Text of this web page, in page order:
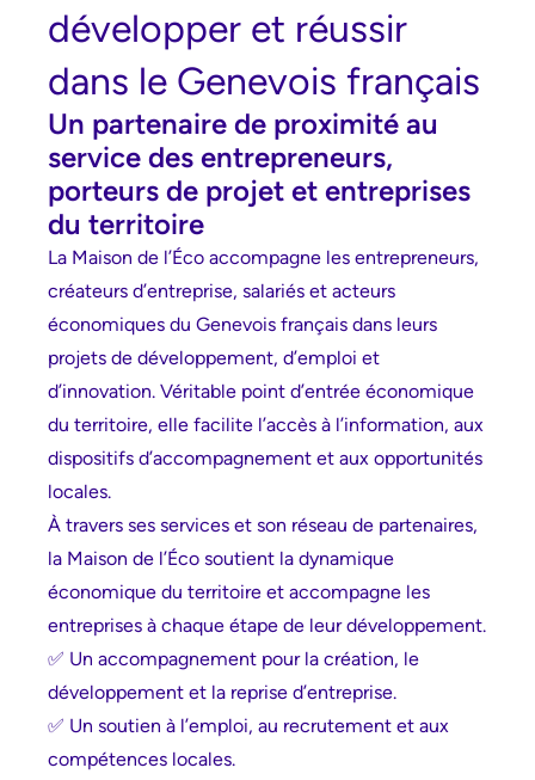
développer et réussir
dans le Genevois français
Un partenaire de proximité au
service des entrepreneurs,
porteurs de projet et entreprises
du territoire
La Maison de l’Éco accompagne les entrepreneurs,
créateurs d’entreprise, salariés et acteurs
économiques du Genevois français dans leurs
projets de développement, d’emploi et
d’innovation. Véritable point d’entrée économique
du territoire, elle facilite l’accès à l’information, aux
dispositifs d’accompagnement et aux opportunités
locales.
À travers ses services et son réseau de partenaires,
la Maison de l’Éco soutient la dynamique
économique du territoire et accompagne les
entreprises à chaque étape de leur développement.
✅ Un accompagnement pour la création, le
développement et la reprise d’entreprise.
✅ Un soutien à l’emploi, au recrutement et aux
compétences locales.